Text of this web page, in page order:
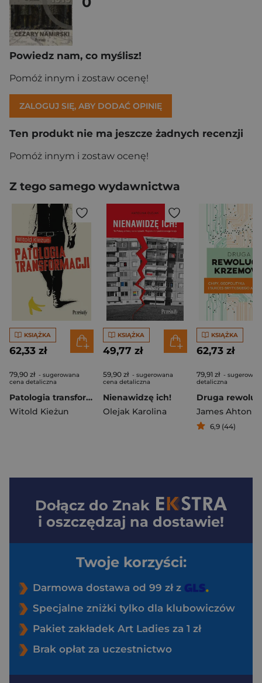
Powiedz nam, co myślisz!
Pomóż innym i zostaw ocenę!
ZALOGUJ SIĘ, ABY DODAĆ OPINIĘ
Ten produkt nie ma jeszcze żadnych recenzji
Pomóż innym i zostaw ocenę!
Z tego samego wydawnictwa
KSIĄŻKA
62,33 zł
79,90 zł - sugerowana
cena detaliczna
Patologia transformacji wyd. 3
Witold Kieżun
KSIĄŻKA
49,77 zł
59,90 zł - sugerowana
cena detaliczna
Nienawidzę ich!
Olejak Karolina
KSIĄŻKA
62,73 zł
79,91 zł -
detaliczna
James Ahton
6,9 (44)
Dołącz do Znak
i oszczędzaj na dostawie!
Twoje korzyści:
Darmowa dostawa od 99 zł z
Specjalne zniżki tylko dla klubowiczów
Pakiet zakładek Art Ladies za 1 zł
Brak opłat za uczestnictwo